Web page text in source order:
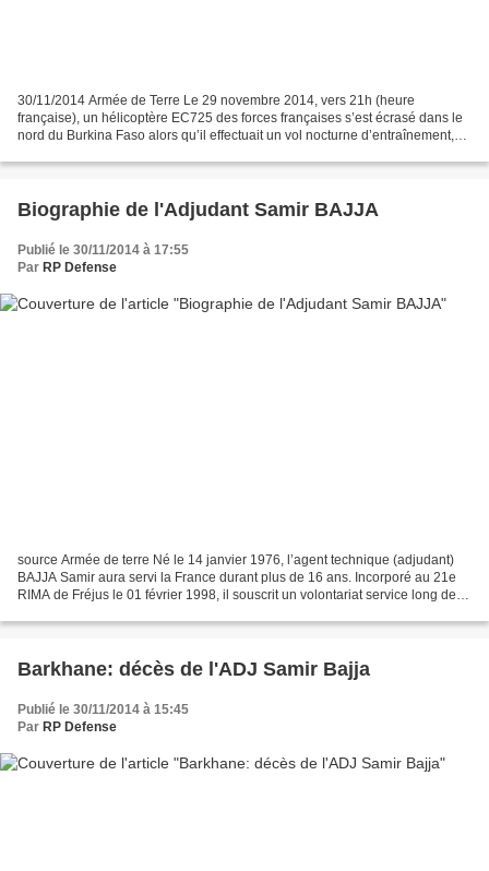
30/11/2014 Armée de Terre Le 29 novembre 2014, vers 21h (heure
française), un hélicoptère EC725 des forces françaises s’est écrasé dans le
nord du Burkina Faso alors qu’il effectuait un vol nocturne d’entraînement,
Biographie de l'Adjudant Samir BAJJA
Publié le 30/11/2014 à 17:55
Par RP Defense
source Armée de terre Né le 14 janvier 1976, l’agent technique (adjudant)
BAJJA Samir aura servi la France durant plus de 16 ans. Incorporé au 21e
RIMA de Fréjus le 01 février 1998, il souscrit un volontariat service long de 6
Barkhane: décès de l'ADJ Samir Bajja
Publié le 30/11/2014 à 15:45
Par RP Defense